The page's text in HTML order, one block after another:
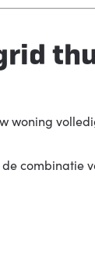
woning
combinatie